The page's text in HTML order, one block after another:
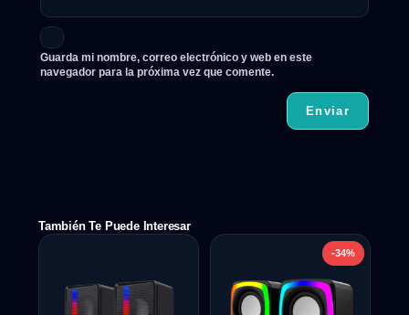
Guarda mi nombre, correo electrónico y web en este
navegador para la próxima vez que comente.
También Te Puede Interesar
-34%